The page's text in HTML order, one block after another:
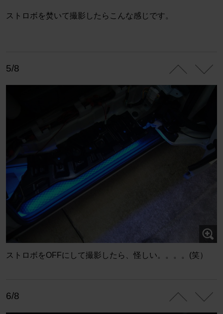
ストロボを焚いて撮影したらこんな感じです。
5/8
ストロボをOFFにして撮影したら、怪しい。。。。(笑）
6/8